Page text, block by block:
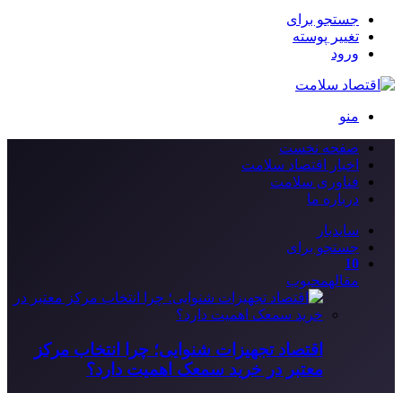
جستجو برای
تغییر پوسته
ورود
منو
صفحه نخست
اخبار اقتصاد سلامت
فناوری سلامت
درباره ما
سایدبار
جستجو برای
10
مقالهمحبوب
اقتصاد تجهیزات شنوایی؛ چرا انتخاب مرکز
معتبر در خرید سمعک اهمیت دارد؟